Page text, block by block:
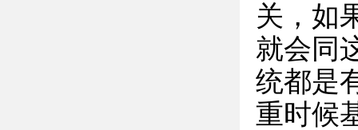
关，如
就会同
统都是
重时候